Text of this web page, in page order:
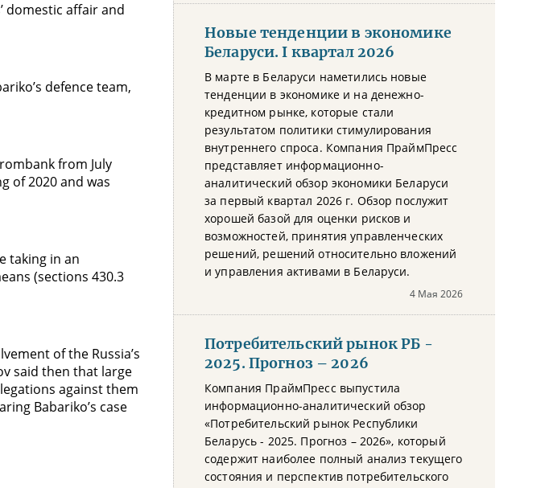
domestic affair and
defence team,
from July
of 2020 and was
taking in an
(sections 430.3
of the Russia’s
said then that large
against them
Babariko’s case
Новые тенденции в экономике
Беларуси. I квартал 2026
В марте в Беларуси наметились новые
тенденции в экономике и на денежно-
кредитном рынке, которые стали
результатом политики стимулирования
внутреннего спроса. Компания ПраймПресс
представляет информационно-
аналитический обзор экономики Беларуси
за первый квартал 2026 г. Обзор послужит
хорошей базой для оценки рисков и
возможностей, принятия управленческих
решений, решений относительно вложений
и управления активами в Беларуси.
4 Мая 2026
Потребительский рынок РБ -
2025. Прогноз – 2026
Компания ПраймПресс выпустила
информационно-аналитический обзор
«Потребительский рынок Республики
Беларусь - 2025. Прогноз – 2026», который
содержит наиболее полный анализ текущего
состояния и перспектив потребительского